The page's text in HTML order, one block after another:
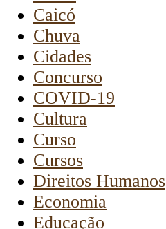
Caicó
Chuva
Cidades
Concurso
COVID-19
Cultura
Curso
Cursos
Direitos Humanos
Economia
Educação